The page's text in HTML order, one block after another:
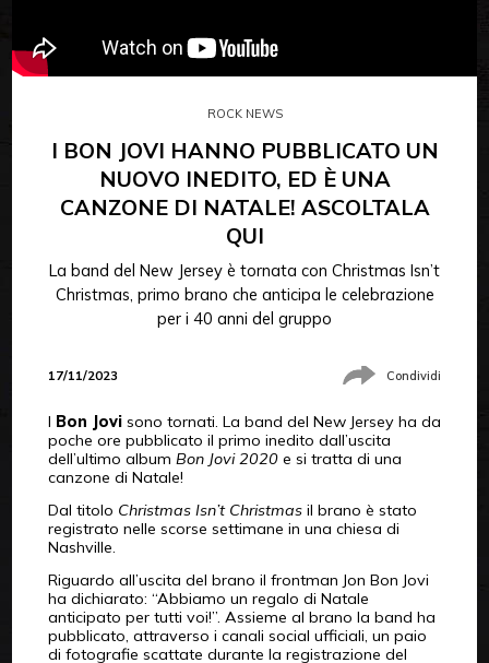
ROCK NEWS
I BON JOVI HANNO PUBBLICATO UN
NUOVO INEDITO, ED È UNA
CANZONE DI NATALE! ASCOLTALA
QUI
La band del New Jersey è tornata con Christmas Isn’t
Christmas, primo brano che anticipa le celebrazione
per i 40 anni del gruppo
17/11/2023 Condividi
I Bon Jovisono tornati. La band del New Jersey ha da
poche ore pubblicato il primo inedito dall’uscita
dell’ultimo album Bon Jovi 2020 e si tratta di una
canzone di Natale!
Dal titolo Christmas Isn’t Christmasil brano è stato
registrato nelle scorse settimane in una chiesa di
Nashville.
Riguardo all’uscita del brano il frontman Jon Bon Jovi
ha dichiarato: “Abbiamo un regalo di Natale
anticipato per tutti voi!”. Assieme al brano la band ha
pubblicato, attraverso i canali social ufficiali, un paio
di fotografie scattate durante la registrazione del